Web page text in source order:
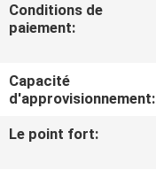
DE
CONTRÔLE
DE
Conditions de
paiement:
Capacité
d'approvisionnement:
Le point fort: